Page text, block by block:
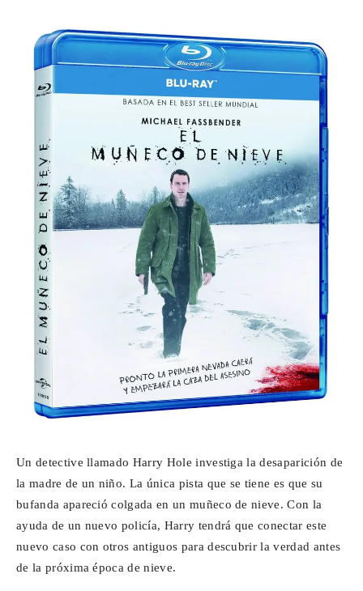
Cinéfilos
Un detective llamado Harry Hole investiga la desaparición de
la madre de un niño. La única pista que se tiene es que su
bufanda apareció colgada en un muñeco de nieve. Con la
ayuda de un nuevo policía, Harry tendrá que conectar este
nuevo caso con otros antiguos para descubrir la verdad antes
de la próxima época de nieve.